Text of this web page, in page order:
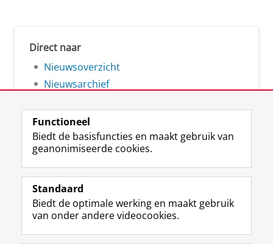
Direct naar
Nieuwsoverzicht
Nieuwsarchief
Volg de RUG
F
a
e
b
L
i
k
e
R
S
-
f
I
n
t
Y
o
T
Studiekiezers
Functioneel
Biedt de basisfuncties en maakt gebruik van
geanonimiseerde cookies.
Standaard
Biedt de optimale werking en maakt gebruik
van onder andere videocookies.